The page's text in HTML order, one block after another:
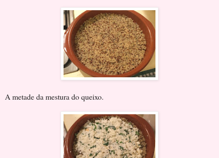
A metade da mestura do queixo.